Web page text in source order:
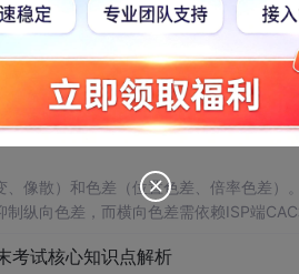
像散）和色差（位置色差、倍率色差）
纵向色差，而横向色差需依赖ISP端
考试核心知识点解析